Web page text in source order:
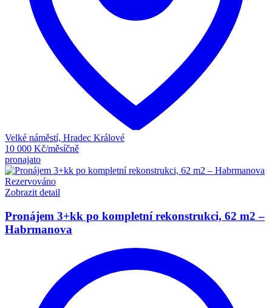
Velké náměstí, Hradec Králové
10 000 Kč/měsíčně
pronajato
Rezervováno
Zobrazit detail
Pronájem 3+kk po kompletní rekonstrukci, 62 m2 –
Habrmanova